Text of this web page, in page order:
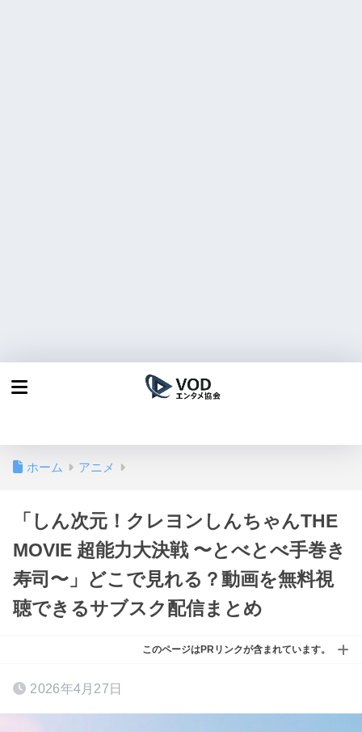
ホーム アニメ
「しん次元！クレヨンしんちゃんTHE
MOVIE 超能力大決戦 〜とべとべ手巻き
寿司〜」どこで見れる？動画を無料視
聴できるサブスク配信まとめ
このページはPRリンクが含まれています。
2026年4月27日